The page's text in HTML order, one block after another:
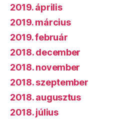
2019. április
2019. március
2019. február
2018. december
2018. november
2018. szeptember
2018. augusztus
2018. július